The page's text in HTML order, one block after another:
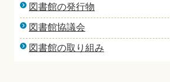
図書館の発行物
図書館協議会
図書館の取り組み